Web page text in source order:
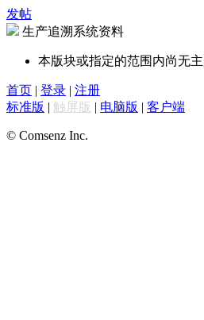
发帖
生产追溯系统资料
本版块或指定的范围内尚无
首页 | 登录 | 注册
标准版 | 触屏版 | 电脑版 | 客户端
© Comsenz Inc.